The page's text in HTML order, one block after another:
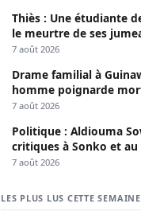
Thiès : Une étudiante
le meurtre de ses
7 août 2026
Drame familial à
homme poignarde
aîné
7 août 2026
Politique : Aldiouma
critiques à Sonko et au
7 août 2026
LES PLUS LUS CETTE SEMAINE